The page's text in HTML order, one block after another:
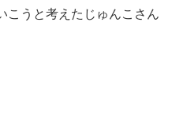
こうと考えたじゅんこさん